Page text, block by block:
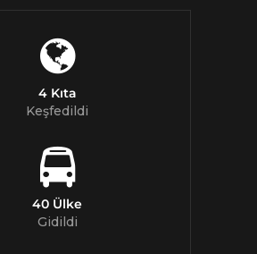
4 Kıta
Keşfedildi
40 Ülke
Gidildi